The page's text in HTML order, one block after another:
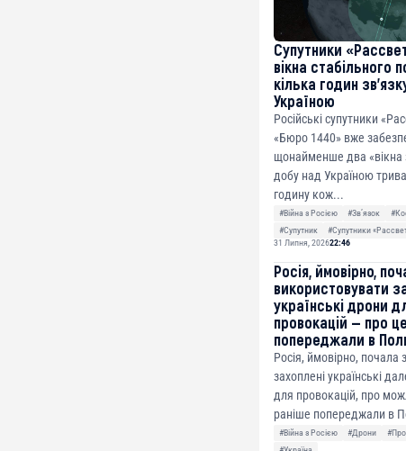
Супутники
вікна стабільного
кілька годин
Україною
Російські супутники
«Бюро 1440» вже
щонайменше два «вікна
добу над Україною
годину кож...
#Війна з Росією #Звʼязок
#Супутник
#Супутники
31 Липня, 202622:46
Росія, ймовірно,
використовувати
українські дрони
провокацій — про це
попереджали в
Росія, ймовірно, почала
захоплені українські
для провокацій, про
раніше попереджали в
#Війна з Росією #Дрони